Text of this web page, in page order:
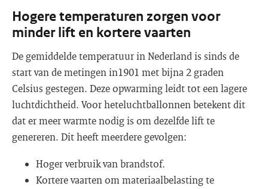
Hogere temperaturen zorgen voor
minder lift en kortere vaarten
De gemiddelde temperatuur in Nederland is sinds de
start van de metingen in1901 met bijna 2 graden
Celsius gestegen. Deze opwarming leidt tot een lagere
luchtdichtheid. Voor heteluchtballonnen betekent dit
dat er meer warmte nodig is om dezelfde lift te
genereren. Dit heeft meerdere gevolgen:
Hoger verbruik van brandstof.
Kortere vaarten om materiaalbelasting te